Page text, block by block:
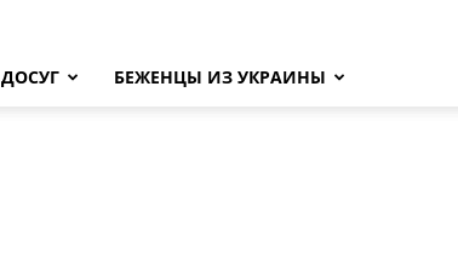
ДОСУГ БЕЖЕНЦЫ ИЗ УКРАИНЫ